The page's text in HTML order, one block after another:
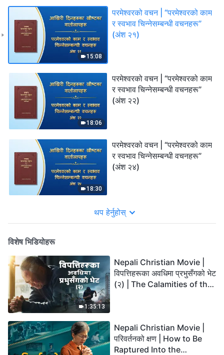
15:08
परमेश्‍वरको वचन | “परमेश्‍वरको काम
र स्वभाव चिन्‍नेसम्बन्धी वचनहरू”
(अंश २१)
18:06
परमेश्‍वरको वचन | “परमेश्‍वरको काम
र स्वभाव चिन्‍नेसम्बन्धी वचनहरू”
(अंश २२)
18:30
परमेश्‍वरको वचन | “परमेश्‍वरको काम
र स्वभाव चिन्‍नेसम्बन्धी वचनहरू”
(अंश २४)
थप हेर्नुहोस्
विशेष भिडियोहरू
1:35:13
Nepali Christian Movie |
विपत्तिहरूका अवधिमा प्रभुसँगको भेट
(२) | The Calamities of the
Nepali Christian Movie |
परिवर्तनको क्षण | How to Be
Raptured Into the